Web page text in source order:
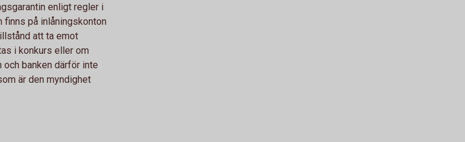
enligt regler i
finns på inlåningskonton
att ta emot
i konkurs eller om
banken därför inte
är den myndighet